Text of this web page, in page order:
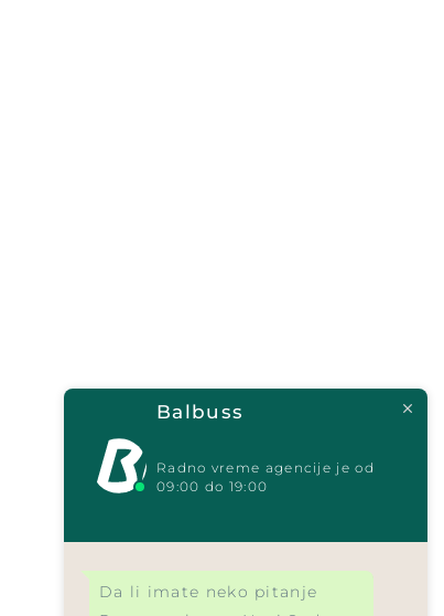
Balbuss
Radno vreme agencije je od
09:00 do 19:00
Da li imate neko pitanje